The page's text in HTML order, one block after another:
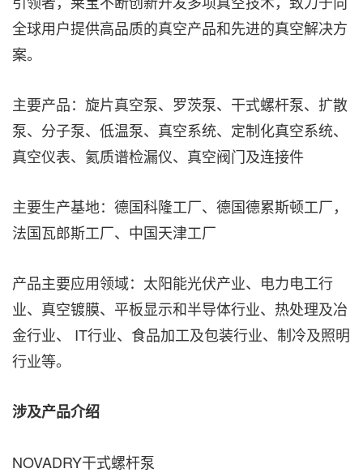
全球用户提供高品质的真空产品和先进的真空解决方
案。
主要产品：旋片真空泵、罗茨泵、干式螺杆泵、扩散
泵、分子泵、低温泵、真空系统、定制化真空系统、
真空仪表、氦质谱检漏仪、真空阀门及连接件
主要生产基地：德国科隆工厂、德国德累斯顿工厂，
法国瓦郎斯工厂、中国天津工厂
产品主要应用领域：太阳能光伏产业、电力电工行
业、真空镀膜、平板显示和半导体行业、热处理及冶
金行业、 IT行业、食品加工及包装行业、制冷及照明
行业等。
涉及产品介绍
NOVADRY干式螺杆泵